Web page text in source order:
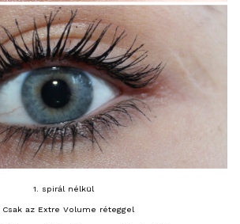
1. spirál nélkül
Csak az Extre Volume réteggel